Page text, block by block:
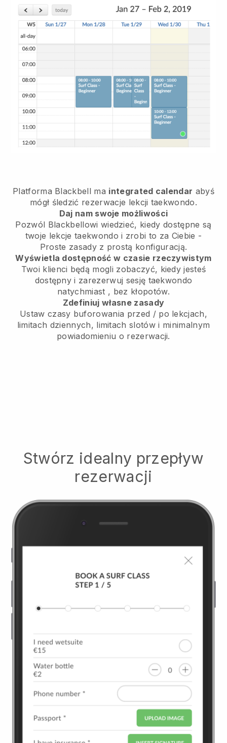
Platforma Blackbell ma integrated calendar abyś
mógł śledzić rezerwacje lekcji taekwondo.
Daj nam swoje możliwości
Pozwól Blackbellowi wiedzieć, kiedy dostępne są
twoje lekcje taekwondo i zrobi to za Ciebie -
Proste zasady z prostą konfiguracją.
Wyświetla dostępność w czasie rzeczywistym
Twoi klienci będą mogli zobaczyć, kiedy jesteś
dostępnyi zarezerwuj sesję taekwondo
natychmiast , bez kłopotów.
Zdefiniuj własne zasady
Ustaw czasy buforowania przed / po lekcjach,
limitach dziennych, limitach slotów i minimalnym
powiadomieniu o rezerwacji.
Stwórz idealny przepływ
rezerwacji